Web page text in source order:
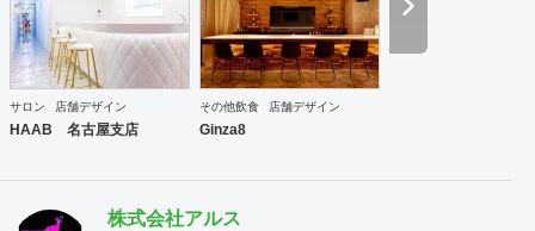
けるデザイン会社を目指します。 Value バリュー 感動・創
造・挑戦 感動：軽薄な流行を追わず、用途や目的に沿った本
質的に美しく成果の出るデザインを提供します 創造：最先端
の技術や概念を取り入れ、お客様と自身がワクワクするクリ
とらわれず、自身の限界を超えた挑戦を意識します
サロン 店舗デザイン
HAAB 名古屋支店
その他飲食 店舗デザイン
Ginza8
株式会社アルス